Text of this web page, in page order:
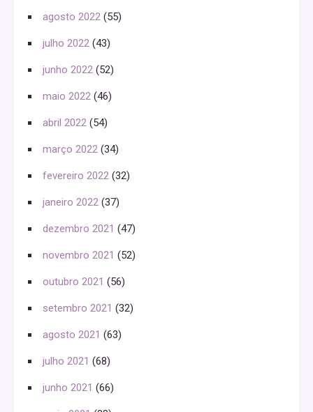
agosto 2022 (55)
julho 2022 (43)
junho 2022 (52)
maio 2022 (46)
abril 2022 (54)
março 2022 (34)
fevereiro 2022 (32)
janeiro 2022 (37)
dezembro 2021 (47)
novembro 2021 (52)
outubro 2021 (56)
setembro 2021 (32)
agosto 2021 (63)
julho 2021 (68)
junho 2021 (66)